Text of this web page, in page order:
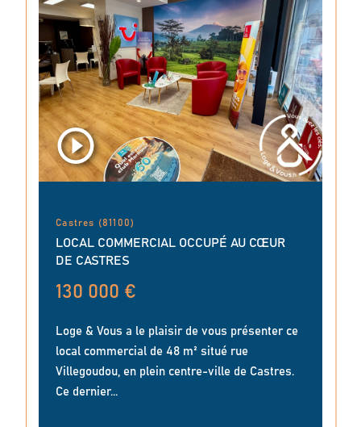
Castres (81100)
LOCAL COMMERCIAL OCCUPÉ AU CŒUR
DE CASTRES
130 000 €
Loge & Vous a le plaisir de vous présenter ce
local commercial de 48 m² situé rue
Villegoudou, en plein centre-ville de Castres.
Ce dernier...